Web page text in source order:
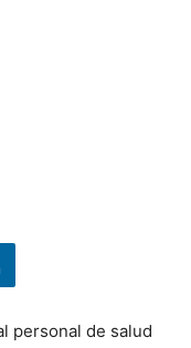
personal de salud